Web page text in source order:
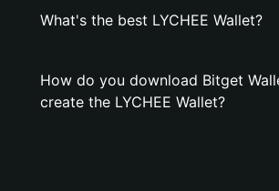
What's the best LYCHEE Wallet?
How do you download Bitget
create the LYCHEE Wallet?